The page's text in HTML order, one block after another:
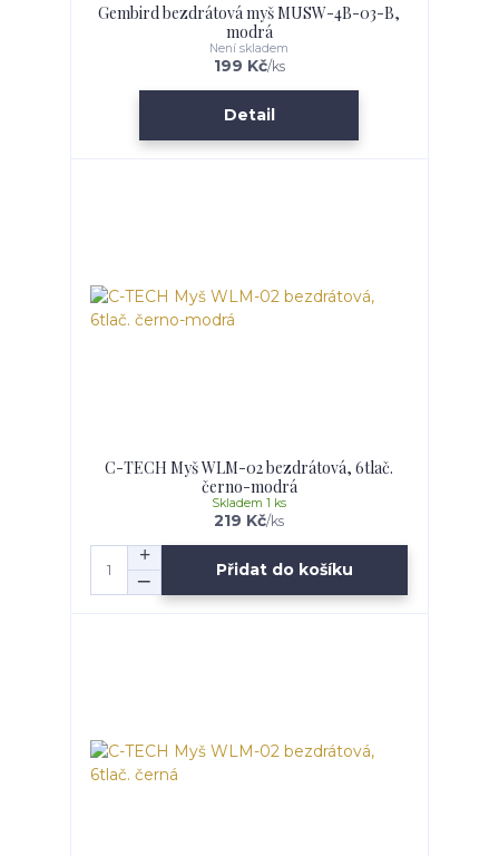
Gembird bezdrátová myš MUSW-4B-03-B,
modrá
199 Kč/ks
Není skladem
Detail
C-TECH Myš WLM-02 bezdrátová, 6tlač.
černo-modrá
219 Kč/ks
Skladem 1 ks
Přidat do košíku